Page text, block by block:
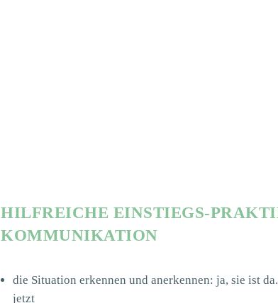
HILFREICHE EINSTIEGS-
KOMMUNIKATION
die Situation erkennen und anerkennen: ja, sie ist
jetzt